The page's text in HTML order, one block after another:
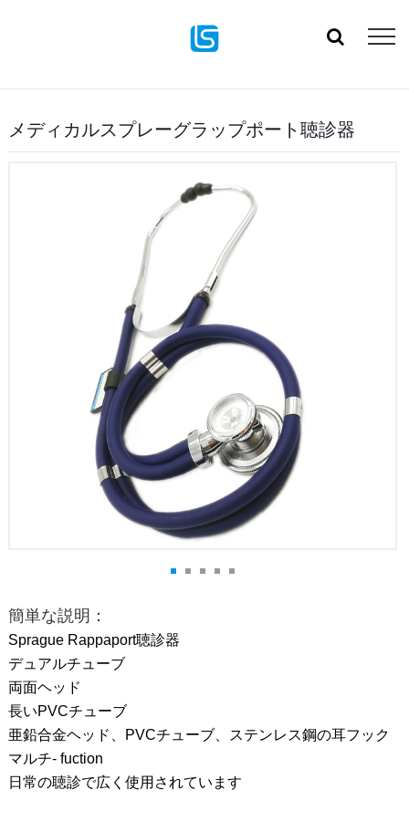
メディカルスプレーグラップポート聴診器
簡単な説明：
Sprague Rappaport聴診器
デュアルチューブ
両面ヘッド
長いPVCチューブ
亜鉛合金ヘッド、PVCチューブ、ステンレス鋼の耳フック
マルチ- fuction
日常の聴診で広く使用されています